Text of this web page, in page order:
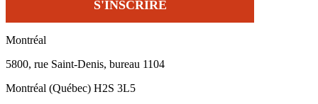
Montréal
5800, rue Saint-Denis, bureau 1104
Montréal (Québec) H2S 3L5